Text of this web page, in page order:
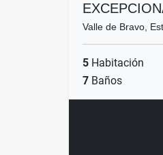
Valle de Bravo,
5 Habitación
7 Baños